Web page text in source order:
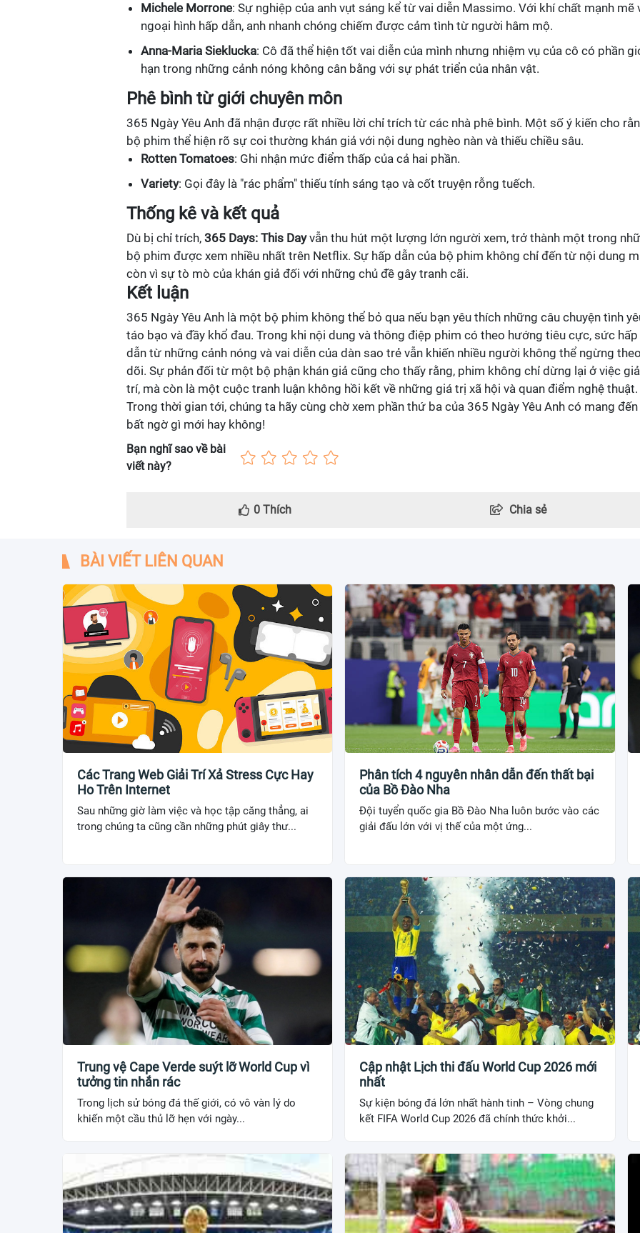
Michele Morrone: Sự nghiệp của anh vụt sáng kể từ vai diễn Massimo. Với khí chất mạnh mẽ
ngoại hình hấp dẫn, anh nhanh chóng chiếm được cảm tình từ người hâm mộ.
Anna-Maria Sieklucka: Cô đã thể hiện tốt vai diễn của mình nhưng nhiệm vụ của cô có phần
hạn trong những cảnh nóng không cân bằng với sự phát triển của nhân vật.
Phê bình từ giới chuyên môn
365 Ngày Yêu Anh đã nhận được rất nhiều lời chỉ trích từ các nhà phê bình. Một số ý kiến cho
bộ phim thể hiện rõ sự coi thường khán giả với nội dung nghèo nàn và thiếu chiều sâu.
Rotten Tomatoes: Ghi nhận mức điểm thấp của cả hai phần.
Variety: Gọi đây là "rác phẩm" thiếu tính sáng tạo và cốt truyện rỗng tuếch.
Thống kê và kết quả
Dù bị chỉ trích, 365 Days: This Dayvẫn thu hút một lượng lớn người xem, trở thành một trong
bộ phim được xem nhiều nhất trên Netflix. Sự hấp dẫn của bộ phim không chỉ đến từ nội dung
còn vì sự tò mò của khán giả đối với những chủ đề gây tranh cãi.
Kết luận
365 Ngày Yêu Anh là một bộ phim không thể bỏ qua nếu bạn yêu thích những câu chuyện tình
táo bạo và đầy khổ đau. Trong khi nội dung và thông điệp phim có theo hướng tiêu cực, sức hấp
dẫn từ những cảnh nóng và vai diễn của dàn sao trẻ vẫn khiến nhiều người không thể ngừng theo
dõi. Sự phản đối từ một bộ phận khán giả cũng cho thấy rằng, phim không chỉ dừng lại ở việc
trí, mà còn là một cuộc tranh luận không hồi kết về những giá trị xã hội và quan điểm nghệ thuật.
Trong thời gian tới, chúng ta hãy cùng chờ xem phần thứ ba của 365 Ngày Yêu Anh có mang đến
bất ngờ gì mới hay không!
Bạn nghĩ sao về bài
viết này?
0Thích Chia sẻ
BÀI VIẾT LIÊN QUAN
Các Trang Web Giải Trí Xả Stress Cực Hay
Ho Trên Internet
Sau những giờ làm việc và học tập căng thẳng, ai
trong chúng ta cũng cần những phút giây thư...
Phân tích 4 nguyên nhân dẫn đến thất bại
của Bồ Đào Nha
Đội tuyển quốc gia Bồ Đào Nha luôn bước vào các
giải đấu lớn với vị thế của một ứng...
Trung vệ Cape Verde suýt lỡ World Cup vì
tưởng tin nhắn rác
Trong lịch sử bóng đá thế giới, có vô vàn lý do
khiến một cầu thủ lỡ hẹn với ngày...
Cập nhật Lịch thi đấu World Cup 2026 mới
nhất
Sự kiện bóng đá lớn nhất hành tinh – Vòng chung
kết FIFA World Cup 2026 đã chính thức khởi...